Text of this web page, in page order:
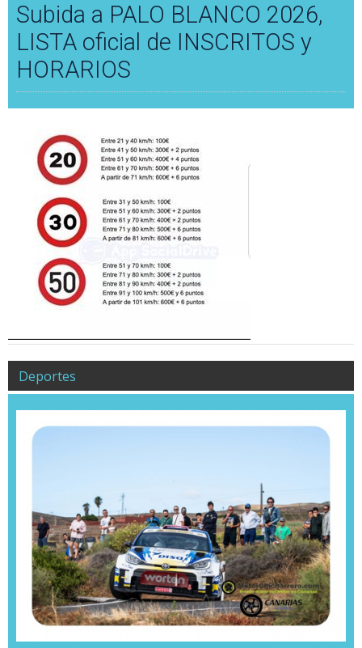
Subida a PALO BLANCO 2026,
LISTA oficial de INSCRITOS y
HORARIOS
Deportes